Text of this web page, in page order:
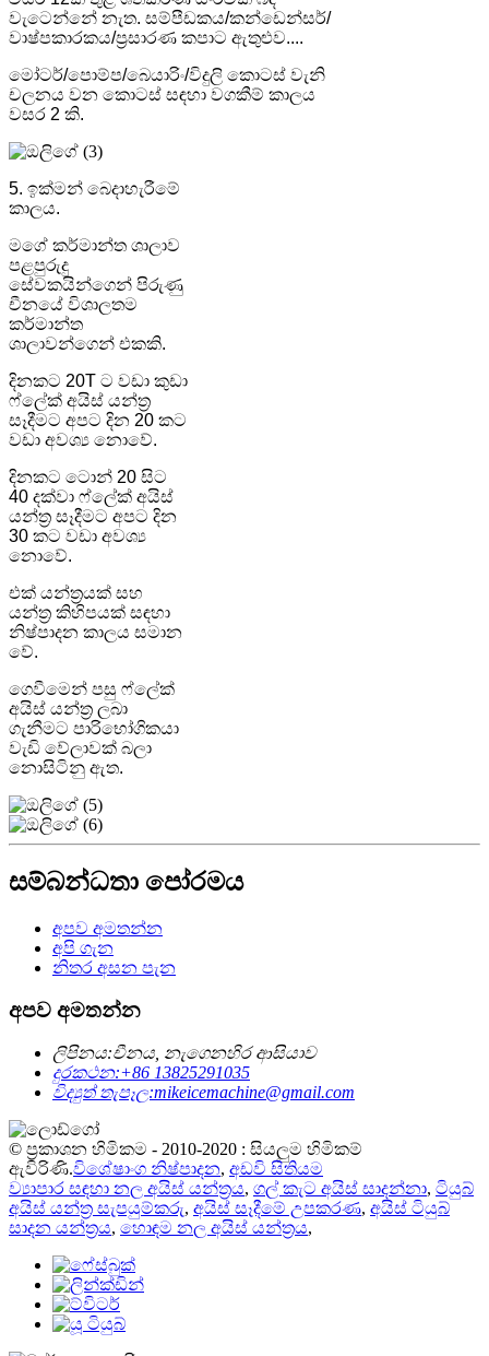
වැටෙන්නේ නැත. සම්පීඩකය/කන්ඩෙන්සර්/
වාෂ්පකාරකය/ප්‍රසාරණ කපාට ඇතුළුව....
මෝටර්/පොම්ප/බෙයාරිං/විදුලි කොටස් වැනි
චලනය වන කොටස් සඳහා වගකීම් කාලය
වසර 2 කි.
5. ඉක්මන් බෙදාහැරීමේ
කාලය.
මගේ කර්මාන්ත ශාලාව
පළපුරුදු
සේවකයින්ගෙන් පිරුණු
චීනයේ විශාලතම
කර්මාන්ත
ශාලාවන්ගෙන් එකකි.
දිනකට 20T ට වඩා කුඩා
ෆ්ලේක් අයිස් යන්ත්‍ර
සෑදීමට අපට දින 20 කට
වඩා අවශ්‍ය නොවේ.
දිනකට ටොන් 20 සිට
40 දක්වා ෆ්ලේක් අයිස්
යන්ත්‍ර සෑදීමට අපට දින
30 කට වඩා අවශ්‍ය
නොවේ.
එක් යන්ත්‍රයක් සහ
යන්ත්‍ර කිහිපයක් සඳහා
නිෂ්පාදන කාලය සමාන
වේ.
ගෙවීමෙන් පසු ෆ්ලේක්
අයිස් යන්ත්‍ර ලබා
ගැනීමට පාරිභෝගිකයා
වැඩි වේලාවක් බලා
නොසිටිනු ඇත.
සම්බන්ධතා පෝරමය
අපව අමතන්න
අපි ගැන
නිතර අසන පැන
අපව අමතන්න
ලිපිනය:චීනය, නැගෙනහිර ආසියාව
දුරකථන:+86 13825291035
විද්‍යුත් තැපෑල:mikeicemachine@gmail.com
© ප්‍රකාශන හිමිකම - 2010-2020 : සියලුම හිමිකම්
ඇවිරිණි.විශේෂාංග නිෂ්පාදන, අඩවි සිතියම
ව්‍යාපාර සඳහා නල අයිස් යන්ත්‍රය, ගල් කැට අයිස් සාදන්නා, ටියුබ්
අයිස් යන්ත්‍ර සැපයුම්කරු, අයිස් සෑදීමේ උපකරණ, අයිස් ටියුබ්
සාදන යන්ත්‍රය, හොඳම නල අයිස් යන්ත්‍රය,